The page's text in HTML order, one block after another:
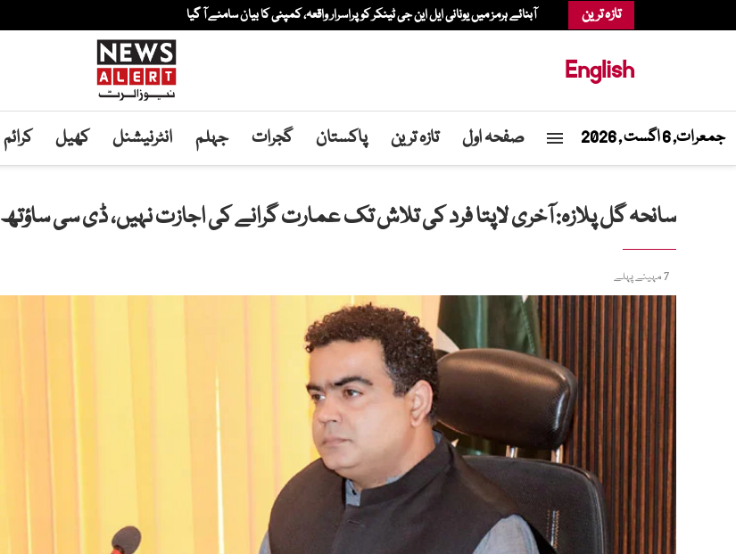
تازہ ترین آبنائے ہرمز میں یونانی ایل این جی ٹینکر کو پراسرار واقعہ، کمپنی کا بیان سامنے آ گیا
English
جمعرات, 6 اگست , 2026 صفحہ اول تازہ ترین پاکستان گجرات جہلم انٹرنیشنل کھیل کرائم
سانحہ گل پلازہ: آخری لاپتا فرد کی تلاش تک عمارت گرانے کی اجازت نہیں، ڈی سی ساؤتھ
7 مہینے پہلے